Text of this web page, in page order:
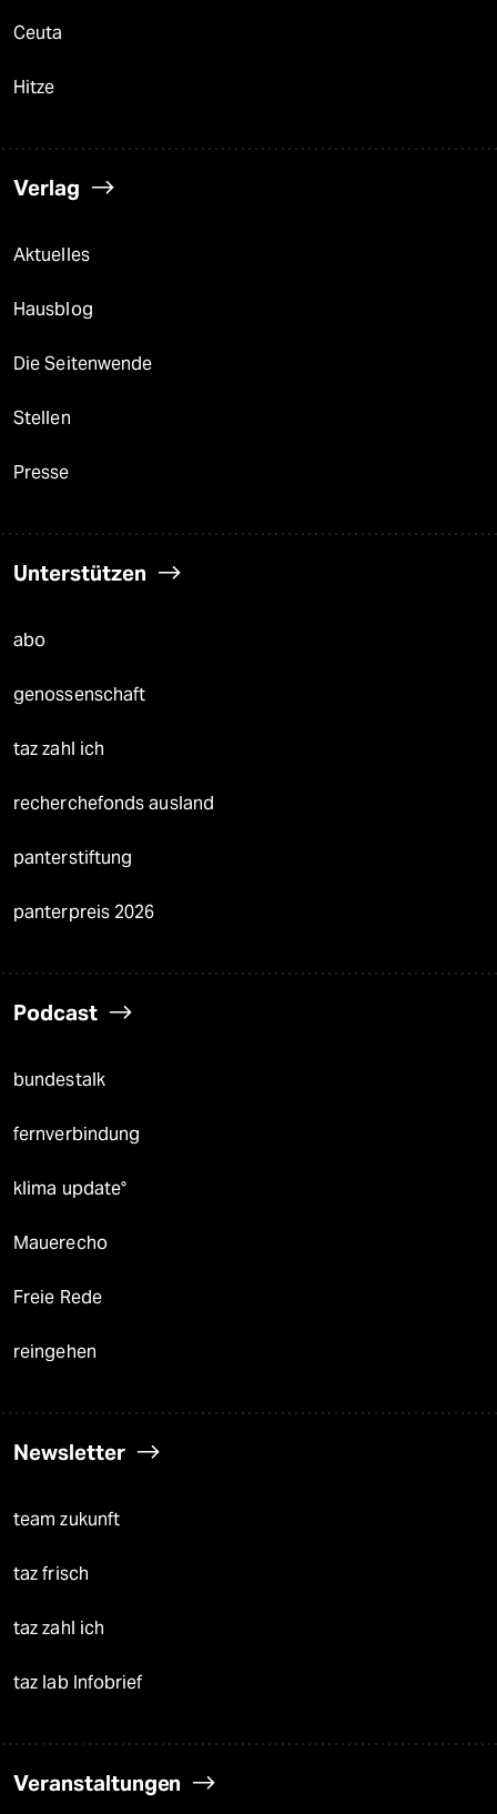
Ceuta
Hitze
Verlag
Aktuelles
Hausblog
Die Seitenwende
Stellen
Presse
Unterstützen
abo
genossenschaft
taz zahl ich
recherchefonds ausland
panterstiftung
panterpreis 2026
Podcast
bundestalk
fernverbindung
klima update°
Mauerecho
Freie Rede
reingehen
Newsletter
team zukunft
taz frisch
taz zahl ich
taz lab Infobrief
Veranstaltungen